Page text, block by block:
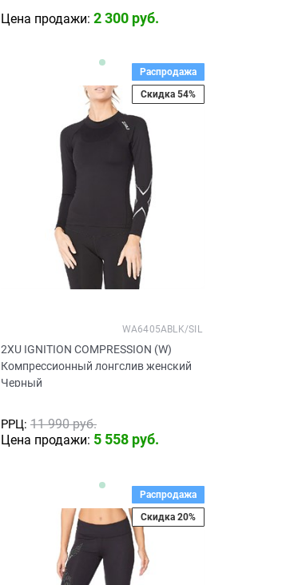
Цена продажи: 2 300 руб.
2XU IGNITION COMPRESSION (W)
Компрессионный лонгслив женский
Черный
WA6405ABLK/SIL
РРЦ: 11 990 руб.
Цена продажи: 5 558 руб.
Распродажа
Скидка 54%
Распродажа
Скидка 20%